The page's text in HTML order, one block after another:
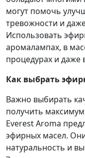
могут помочь
тревожности и
Использовать
аромалампах, в
процедурах и даже
Как выбрать
Важно выбирать
получить
Everest Aroma
эфирных масел.
натуральность и